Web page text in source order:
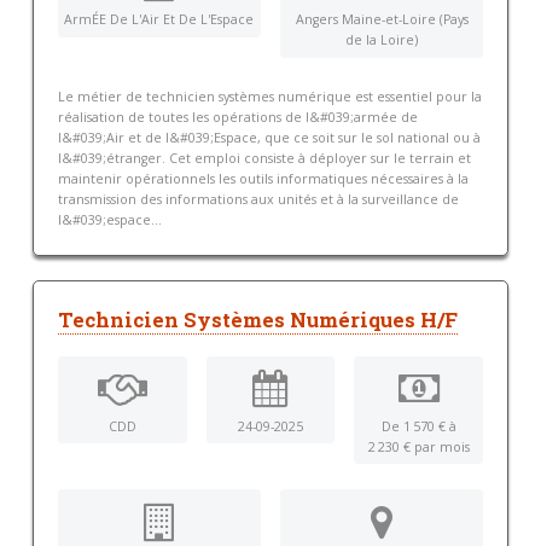
ArmÉE De L'Air Et De L'Espace
Angers Maine-et-Loire (Pays
de la Loire)
Le métier de technicien systèmes numérique est essentiel pour la
réalisation de toutes les opérations de l&#039;armée de
l&#039;Air et de l&#039;Espace, que ce soit sur le sol national ou à
l&#039;étranger. Cet emploi consiste à déployer sur le terrain et
maintenir opérationnels les outils informatiques nécessaires à la
transmission des informations aux unités et à la surveillance de
l&#039;espace...
Technicien Systèmes Numériques H/F
CDD 24-09-2025
De 1 570 € à
2 230 € par mois